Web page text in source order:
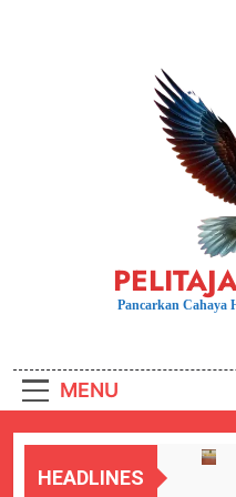
Pancarkan Cahaya
MENU
HEADLINES